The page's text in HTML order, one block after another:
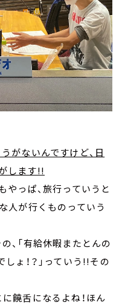
がないんですけど、日
します!!
やっぱ、旅行っていうと
人が行くものっていう
、「有給休暇またとんの
しょ！？」っていう!!その
饒舌になるよね！ほん